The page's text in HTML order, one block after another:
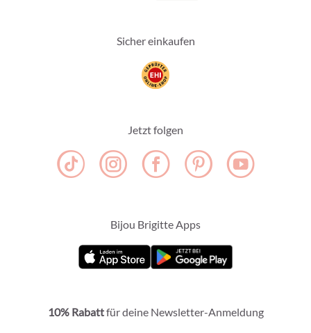
Sicher einkaufen
Jetzt folgen
Bijou Brigitte Apps
10% Rabattfür deine Newsletter-Anmeldung